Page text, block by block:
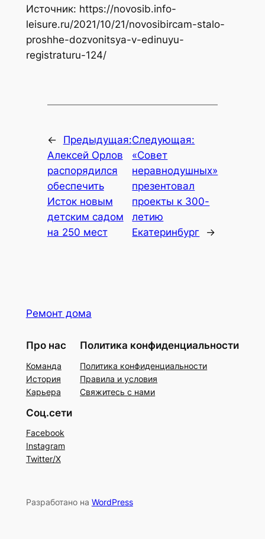
Источник: https://novosib.info-
leisure.ru/2021/10/21/novosibircam-stalo-
proshhe-dozvonitsya-v-edinuyu-
registraturu-124/
←
Предыдущая:
Алексей Орлов
распорядился
обеспечить
Исток новым
детским садом
на 250 мест
Следующая:
«Совет
неравнодушных»
презентовал
проекты к 300-
летию
Екатеринбург
→
Ремонт дома
Про нас
Команда
История
Карьера
Политика конфиденциальности
Политика конфиденциальности
Правила и условия
Свяжитесь с нами
Соц.сети
Facebook
Instagram
Twitter/X
Разработано на WordPress